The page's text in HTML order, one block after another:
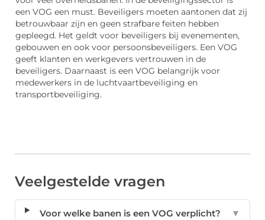
een VOG een must. Beveiligers moeten aantonen dat zij
betrouwbaar zijn en geen strafbare feiten hebben
gepleegd. Het geldt voor beveiligers bij evenementen,
gebouwen en ook voor persoonsbeveiligers. Een VOG
geeft klanten en werkgevers vertrouwen in de
beveiligers. Daarnaast is een VOG belangrijk voor
medewerkers in de luchtvaartbeveiliging en
transportbeveiliging.
Veelgestelde vragen
Voor welke banen is een VOG verplicht? ▼